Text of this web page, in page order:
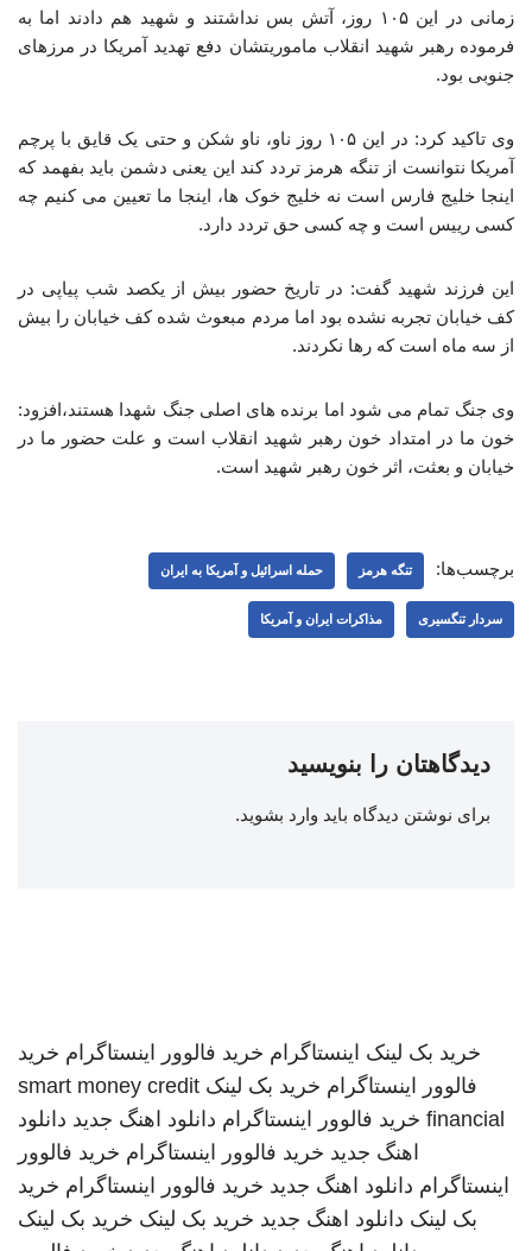
زمانی در این ۱۰۵ روز، آتش بس نداشتند و شهید هم دادند اما به
فرموده رهبر شهید انقلاب ماموریتشان دفع تهدید آمریکا در مرزهای
جنوبی بود.
وی تاکید کرد: در این ۱۰۵ روز ناو، ناو شکن و حتی یک قایق با پرچم
آمریکا نتوانست از تنگه هرمز تردد کند این یعنی دشمن باید بفهمد که
اینجا خلیج فارس است نه خلیج خوک ها، اینجا ما تعیین می کنیم چه
کسی رییس است و چه کسی حق تردد دارد.
این فرزند شهید گفت: در تاریخ حضور بیش از یکصد شب پیاپی در
کف خیابان تجربه نشده بود اما مردم مبعوث شده کف خیابان را بیش
از سه ماه است که رها نکردند.
وی جنگ تمام می شود اما برنده های اصلی جنگ شهدا هستند،افزود:
خون ما در امتداد خون رهبر شهید انقلاب است و علت حضور ما در
خیابان و بعثت، اثر خون رهبر شهید است.
برچسب‌ها: تنگه هرمز حمله اسرائیل و آمریکا به ایران
سردار تنگسیری مذاکرات ایران و آمریکا
دیدگاهتان را بنویسید
برای نوشتن دیدگاه باید وارد بشوید.
خرید بک لینک اینستاگرام خرید فالوور اینستاگرام خرید
فالوور اینستاگرام خرید بک لینک smart money credit
financial خرید فالوور اینستاگرام دانلود اهنگ جدید دانلود
اهنگ جدید خرید فالوور اینستاگرام خرید فالوور
اینستاگرام دانلود اهنگ جدید خرید فالوور اینستاگرام خرید
بک لینک دانلود اهنگ جدید خرید بک لینک خرید بک لینک